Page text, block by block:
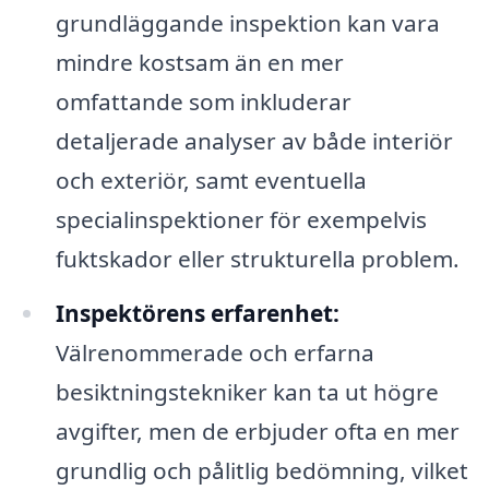
grundläggande inspektion kan vara
mindre kostsam än en mer
omfattande som inkluderar
detaljerade analyser av både interiör
och exteriör, samt eventuella
specialinspektioner för exempelvis
fuktskador eller strukturella problem.
Inspektörens erfarenhet:
Välrenommerade och erfarna
besiktningstekniker kan ta ut högre
avgifter, men de erbjuder ofta en mer
grundlig och pålitlig bedömning, vilket